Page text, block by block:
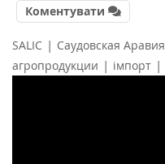
Коментувати
SALIC | Саудовская Аравия
агропродукции | імпорт |